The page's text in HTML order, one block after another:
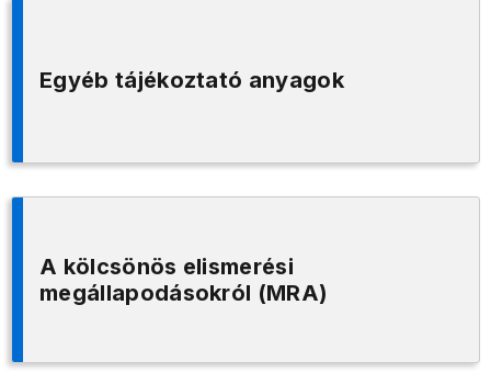
Egyéb tájékoztató anyagok
A kölcsönös elismerési
megállapodásokról (MRA)